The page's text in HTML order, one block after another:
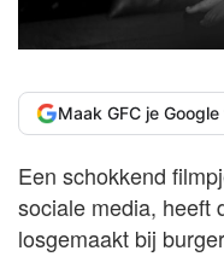
Maak GFC je
Een schokkend
sociale media, heeft
losgemaakt bij